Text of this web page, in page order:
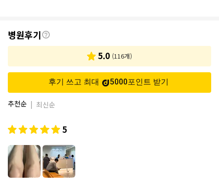
후
기
병원후기
5.0 (116개)
후기 쓰고 최대 5000포인트 받기
추천순 | 최신순
5